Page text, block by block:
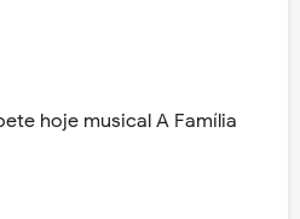
hoje musical A Família